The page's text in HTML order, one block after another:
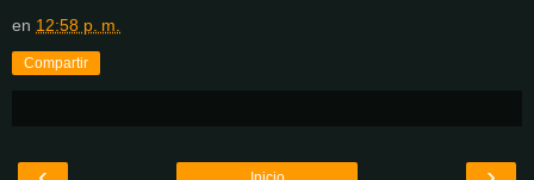
en 12:58 p. m.
Compartir